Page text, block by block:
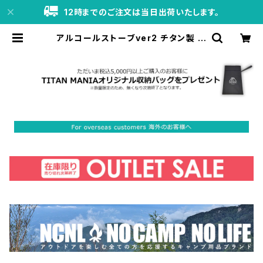
12時までのご注文は当日出荷いたします。
アルコールストーブver2 チタン製 軽
ンプ ソロキャンプ アウトドア キャン
プ用品 | TITAN MANIA（チタンマ
ニア）公式オンラインストア